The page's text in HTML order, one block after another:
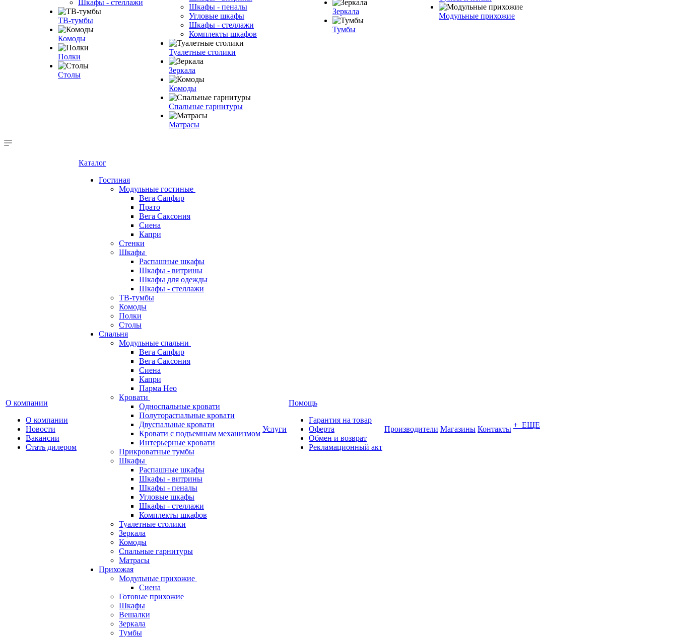
Шкафы - стеллажи
ТВ-тумбы
Комоды
Полки
Столы
Шкафы - пеналы
Угловые шкафы
Шкафы - стеллажи
Комплекты шкафов
Туалетные столики
Зеркала
Комоды
Спальные гарнитуры
Матрасы
Зеркала
Тумбы
Модульные прихожие
О компании
О компании
Новости
Вакансии
Стать дилером
Каталог
Гостиная
Модульные гостиные
Вега Сапфир
Прато
Вега Саксония
Сиена
Капри
Стенки
Шкафы
Распашные шкафы
Шкафы - витрины
Шкафы для одежды
Шкафы - стеллажи
ТВ-тумбы
Комоды
Полки
Столы
Спальня
Модульные спальни
Вега Сапфир
Вега Саксония
Сиена
Капри
Парма Нео
Кровати
Односпальные кровати
Полутораспальные кровати
Двуспальные кровати
Кровати с подъемным механизмом
Интерьерные кровати
Прикроватные тумбы
Шкафы
Распашные шкафы
Шкафы - витрины
Шкафы - пеналы
Угловые шкафы
Шкафы - стеллажи
Комплекты шкафов
Туалетные столики
Зеркала
Комоды
Спальные гарнитуры
Матрасы
Прихожая
Модульные прихожие
Сиена
Готовые прихожие
Шкафы
Вешалки
Зеркала
Тумбы
Услуги
Помощь
Гарантия на товар
Оферта
Обмен и возврат
Рекламационный акт
Производители Магазины Контакты + ЕЩЕ